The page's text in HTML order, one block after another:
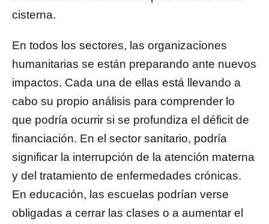
cisterna.
En todos los sectores, las organizaciones
humanitarias se están preparando ante nuevos
impactos. Cada una de ellas está llevando a
cabo su propio análisis para comprender lo
que podría ocurrir si se profundiza el déficit de
financiación. En el sector sanitario, podría
significar la interrupción de la atención materna
y del tratamiento de enfermedades crónicas.
En educación, las escuelas podrían verse
obligadas a cerrar las clases o a aumentar el